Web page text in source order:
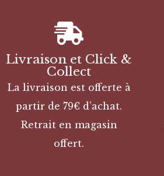
Livraison et Click &
Collect
La livraison est offerte à
partir de 79€ d’achat.
Retrait en magasin
offert.